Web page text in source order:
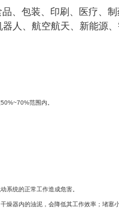
、包装、印刷、医疗、
人、航空航天、新能源
范围内。
系统的正常工作造成危害。
燥器内的油泥，会降低其工作效率；堵塞